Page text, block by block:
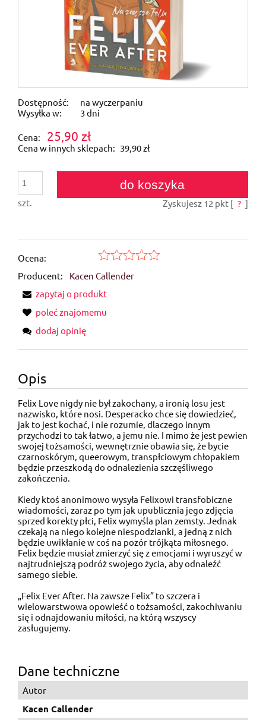
Dostępność:
na wyczerpaniu
Wysyłka w:
3 dni
Cena: 25,90 zł
Cena w innych sklepach: 39,90 zł
szt.
do koszyka
Zyskujesz 12 pkt [ ? ]
Ocena:
Producent:
Kacen Callender
zapytaj o produkt
poleć znajomemu
dodaj opinię
Opis
Felix Love nigdy nie był zakochany, a ironią losu jest
nazwisko, które nosi. Desperacko chce się dowiedzieć,
jak to jest kochać, i nie rozumie, dlaczego innym
przychodzi to tak łatwo, a jemu nie. I mimo że jest pewien
swojej tożsamości, wewnętrznie obawia się, że bycie
czarnoskórym, queerowym, transpłciowym chłopakiem
będzie przeszkodą do odnalezienia szczęśliwego
zakończenia.
Kiedy ktoś anonimowo wysyła Felixowi transfobiczne
wiadomości, zaraz po tym jak upublicznia jego zdjęcia
sprzed korekty płci, Felix wymyśla plan zemsty. Jednak
czekają na niego kolejne niespodzianki, a jedną z nich
będzie uwikłanie w coś na pozór trójkąta miłosnego.
Felix będzie musiał zmierzyć się z emocjami i wyruszyć w
najtrudniejszą podróż swojego życia, aby odnaleźć
samego siebie.
„Felix Ever After. Na zawsze Felix” to szczera i
wielowarstwowa opowieść o tożsamości, zakochiwaniu
się i odnajdowaniu miłości, na którą wszyscy
zasługujemy.
Dane techniczne
Autor
Kacen Callender